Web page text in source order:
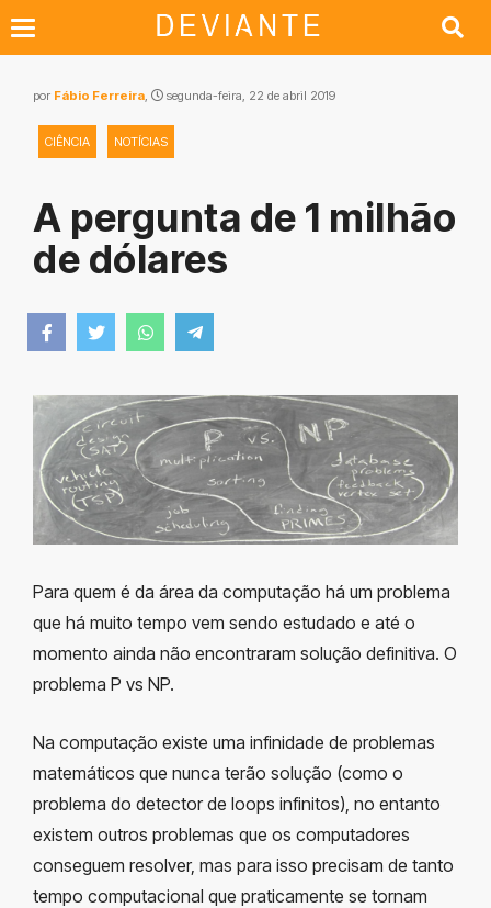
por Fábio Ferreira, segunda-feira, 22 de abril 2019
CIÊNCIA NOTÍCIAS
A pergunta de 1 milhão
de dólares
Para quem é da área da computação há um problema
que há muito tempo vem sendo estudado e até o
momento ainda não encontraram solução definitiva. O
problema P vs NP.
Na computação existe uma infinidade de problemas
matemáticos que nunca terão solução (como o
problema do detector de loops infinitos), no entanto
existem outros problemas que os computadores
conseguem resolver, mas para isso precisam de tanto
tempo computacional que praticamente se tornam